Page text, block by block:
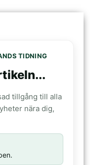
TIDNING
tillgång till alla
nära dig,